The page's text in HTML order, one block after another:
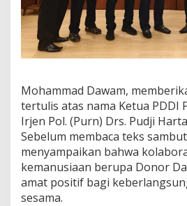
Mohammad Dawam,
tertulis atas nama Ketua PDDI
Irjen Pol. (Purn) Drs. Pudji
Sebelum membaca teks
menyampaikan bahwa
kemanusiaan berupa Donor
amat positif bagi
sesama.